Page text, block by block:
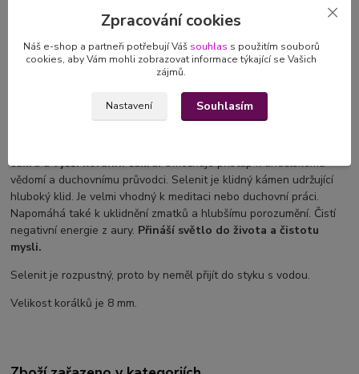
Kompletní specifikace
S láskou vyrobený
minerální náramek z drahých
kamenůselenitu vám ukáže , že máte v sobějedinečnou jiskru
spektrum silného, jasného světla a uvede Vás do souladu
čakru a vyššíkorunní čakru.Umožňuje přístup k andělskému
vědomí a duchovnímu průvodci. Selenit je klidný kámen udržující
hluboký klid. Je velmi vhodný k meditaci nebo duchovní práci.
Napomáhá také k uklidnění zmatků a hlubšímu porozumění. Čistí
negativní energie z aury. Přináší světlo do života a čistotu
mysli.
Selenit je rozpustný, proto by neměl přijít do styku s vodou.
Velikost korálků je 8 mm.
Zpracování cookies
Náš e-shop a partneři potřebují Váš souhlas s použitím souborů
cookies, aby Vám mohli zobrazovat informace týkající se Vašich
zájmů.
Nastavení Souhlasím